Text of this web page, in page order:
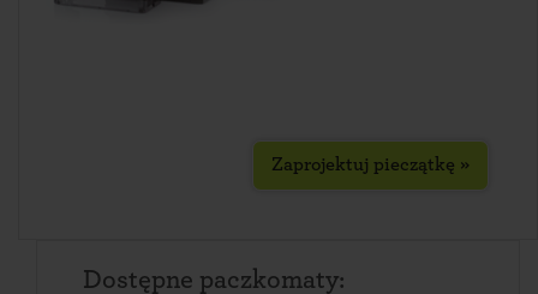
Zaprojektuj pieczątkę »
Dostępne paczkomaty: